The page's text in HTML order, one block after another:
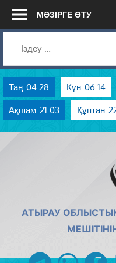
Skip
МӘЗІРГЕ ӨТУ
Таң 04:28 Күн 06:14
Ақшам 21:03 Құптан
АТЫРАУ
telegramwhatsapp